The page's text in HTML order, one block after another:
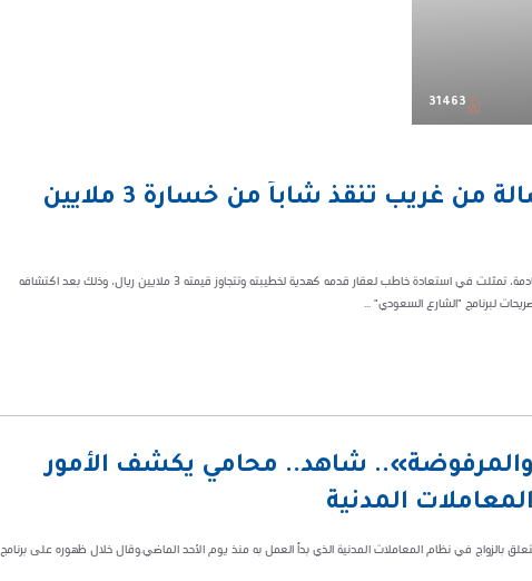
31463
“لا تكن ضحية مثلي”.. رسالة من غريب تنقذ شاباً من خسارة 3 ملايين
كشف المحامي محمد الغامدي عن تفاصيل واقعة قانونية صادمة، تمثلت في استعادة خاطب لعقار قدمه كهدية لخطيبته وتتجاوز قيمته 3 ملايين ريال، وذلك بعد اكتشافه
لبرنامج "الشارع السعودي" ...
شاهد.. محامي يكشف الأمور
المدنية
يتعلق بالزواج في نظام المعاملات المدنية الذي بدأ العمل به منذ يوم الأحد الماضي.وقال خلال ظهوره على برنامج